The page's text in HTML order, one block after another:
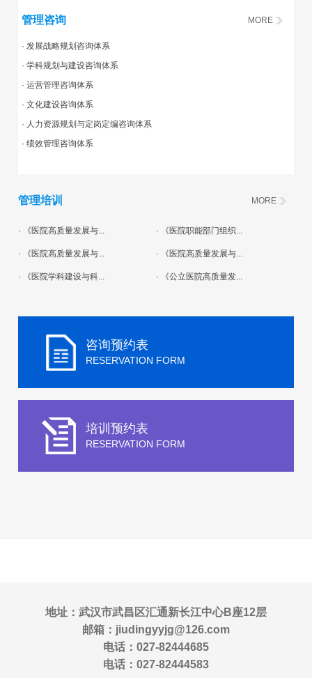
管理咨询 MORE
· 发展战略规划咨询体系
· 学科规划与建设咨询体系
· 运营管理咨询体系
· 文化建设咨询体系
· 人力资源规划与定岗定编咨询体系
· 绩效管理咨询体系
管理培训 MORE
· 《医院高质量发展与... · 《医院职能部门组织...
· 《医院高质量发展与... · 《医院高质量发展与...
· 《医院学科建设与科... · 《公立医院高质量发...
咨询预约表
RESERVATION FORM
培训预约表
RESERVATION FORM
地址：武汉市武昌区汇通新长江中心B座12层
邮箱：jiudingyyjg@126.com
电话：027-82444685
电话：027-82444583